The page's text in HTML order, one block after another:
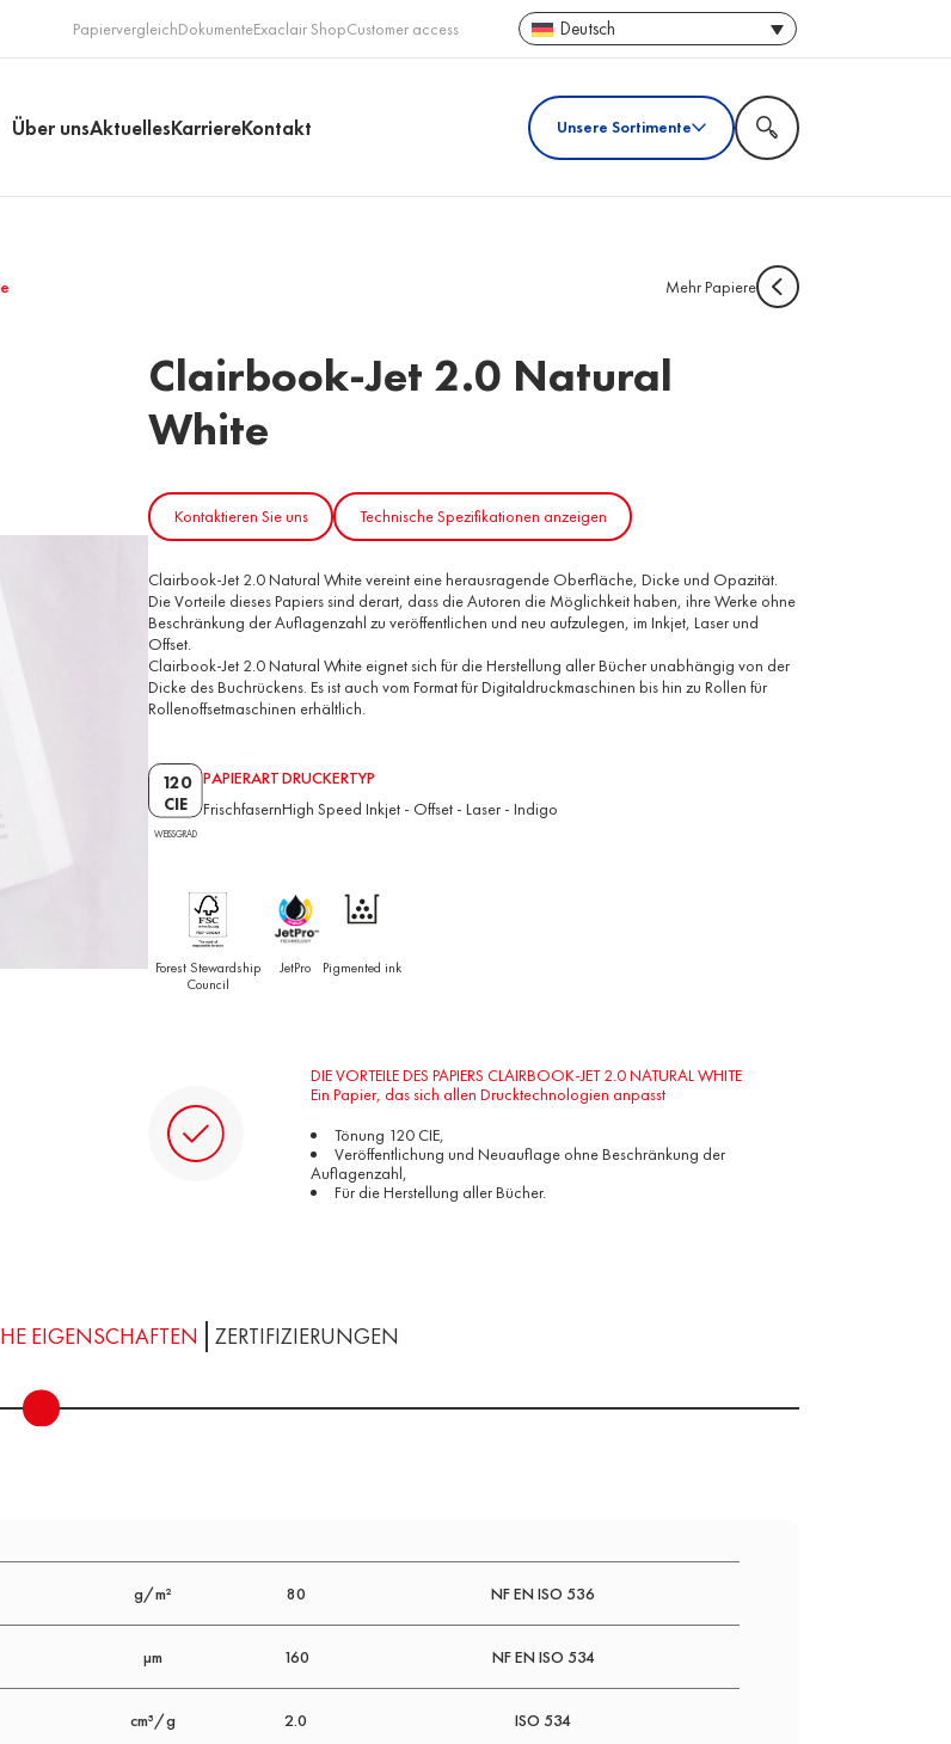
PapiervergleichDokumenteExaclair ShopCustomer access Deutsch
Über unsAktuellesKarriereKontakt Unsere Sortimente
Mehr Papiere
Clairbook-Jet 2.0 Natural
White
Kontaktieren Sie uns Technische Spezifikationen anzeigen
Clairbook-Jet 2.0 Natural White vereint eine herausragende Oberfläche, Dicke und Opazität.
Die Vorteile dieses Papiers sind derart, dass die Autoren die Möglichkeit haben, ihre Werke ohne
Beschränkung der Auflagenzahl zu veröffentlichen und neu aufzulegen, im Inkjet, Laser und
Offset.
Clairbook-Jet 2.0 Natural White eignet sich für die Herstellung aller Bücher unabhängig von der
Dicke des Buchrückens. Es ist auch vom Format für Digitaldruckmaschinen bis hin zu Rollen für
Rollenoffsetmaschinen erhältlich.
120
CIE
WEISSGRAD
PAPIERART
Frischfasern
DRUCKERTYP
High Speed Inkjet - Offset - Laser - Indigo
Forest Stewardship
Council
JetPro Pigmented ink
DIE VORTEILE DES PAPIERS CLAIRBOOK-JET 2.0 NATURAL WHITE
Ein Papier, das sich allen Drucktechnologien anpasst
Tönung 120 CIE,
Veröffentlichung und Neuauflage ohne Beschränkung der
Auflagenzahl,
Für die Herstellung aller Bücher.
EIGENSCHAFTEN ZERTIFIZIERUNGEN
g/m² 80 NF EN ISO 536
μm 160 NF EN ISO 534
cm³/g 2.0 ISO 534